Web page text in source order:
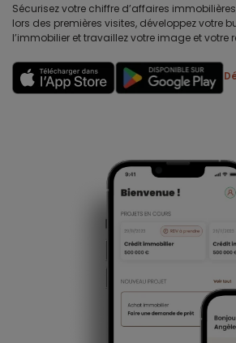
Sécurisez votre chiffre d’affaires
lors des premières visites, développez votre
l’immobilier et travaillez votre image et votre